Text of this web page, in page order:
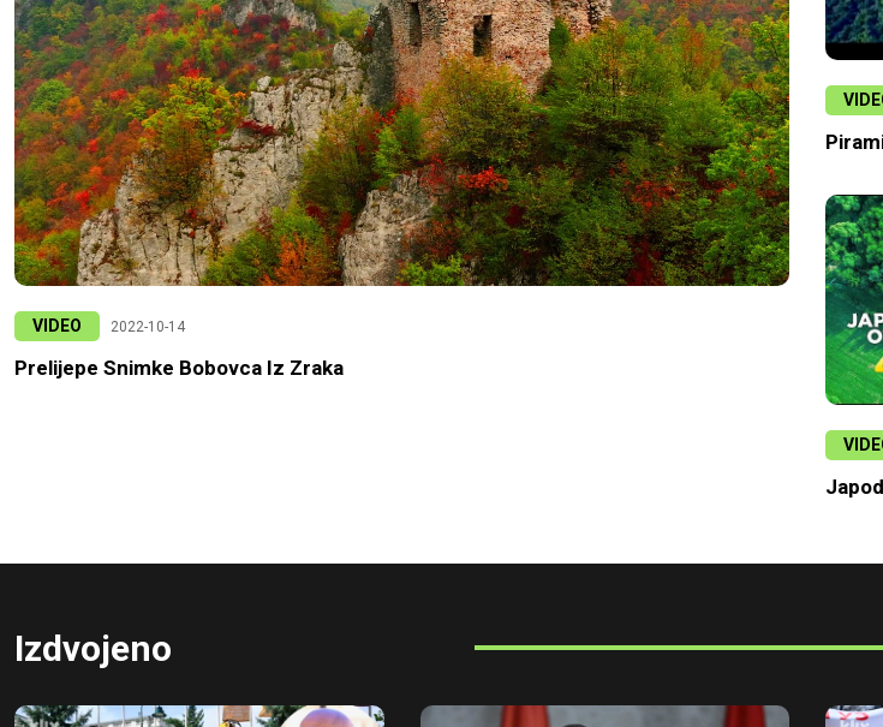
VIDEO 2022-10-14
Prelijepe Snimke Bobovca Iz Zraka
Izdvojeno